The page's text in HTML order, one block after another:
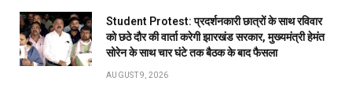
Student Protest: प्रदर्शनकारी छात्रों के साथ रविवार
को छठे दौर की वार्ता करेगी झारखंड सरकार, मुख्यमंत्री हेमंत
सोरेन के साथ चार घंटे तक बैठक के बाद फैसला
AUGUST 9, 2026